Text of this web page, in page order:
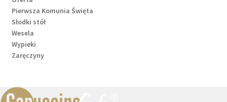
Pierwsza Komunia Święta
Słodki stół
Wesela
Wypieki
Zaręczyny